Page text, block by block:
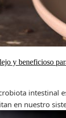
y beneficioso
intestinal
en nuestro